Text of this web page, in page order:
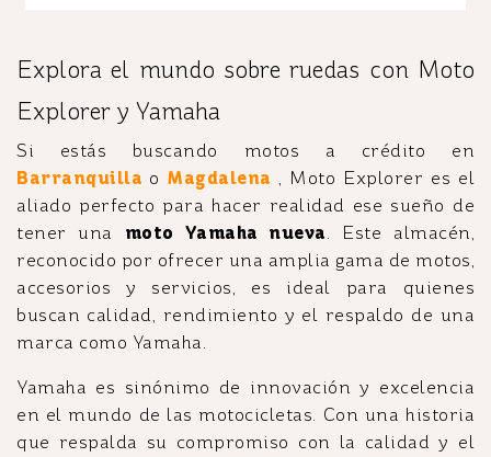
Explora el mundo sobre ruedas con Moto
Explorer y Yamaha
Si estás buscando motos a crédito en
Barranquilla o Magdalena , Moto Explorer es el
aliado perfecto para hacer realidad ese sueño de
tener una moto Yamaha nueva. Este almacén,
reconocido por ofrecer una amplia gama de motos,
accesorios y servicios, es ideal para quienes
buscan calidad, rendimiento y el respaldo de una
marca como Yamaha.
Yamaha es sinónimo de innovación y excelencia
en el mundo de las motocicletas. Con una historia
que respalda su compromiso con la calidad y el